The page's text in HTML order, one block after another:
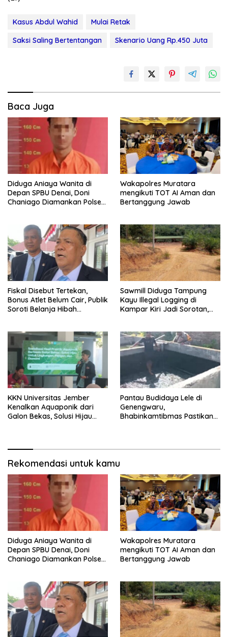
Kasus Abdul Wahid
Mulai Retak
Saksi Saling Bertentangan
Skenario Uang Rp.450 Juta
Baca Juga
Diduga Aniaya Wanita di
Depan SPBU Denai, Doni
Chaniago Diamankan Polsek
Wakapolres Muratara
mengikuti TOT AI Aman dan
Bertanggung Jawab
Fiskal Disebut Tertekan,
Bonus Atlet Belum Cair, Publik
Soroti Belanja Hibah
Sawmill Diduga Tampung
Kayu Illegal Logging di
Kampar Kiri Jadi Sorotan,
KKN Universitas Jember
Kenalkan Aquaponik dari
Galon Bekas, Solusi Hijau
Pantau Budidaya Lele di
Genengwaru,
Bhabinkamtibmas Pastikan
Rekomendasi untuk kamu
Diduga Aniaya Wanita di
Depan SPBU Denai, Doni
Chaniago Diamankan Polsek
Wakapolres Muratara
mengikuti TOT AI Aman dan
Bertanggung Jawab